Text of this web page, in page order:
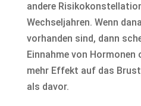
andere
Wechseljahren. Wenn
vorhanden sind, dann
Einnahme von Hormonen
mehr Effekt auf das
als davor.